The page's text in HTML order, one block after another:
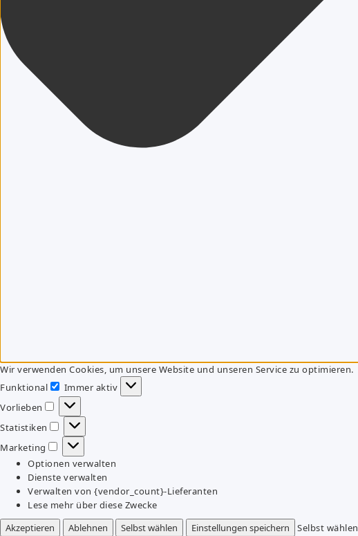
Wir verwenden Cookies, um unsere Website und unseren Service zu optimieren.
Funktional
Funktional
Immer aktiv
Vorlieben
Vorlieben
Statistiken
Statistiken
Marketing
Marketing
Optionen verwalten
Dienste verwalten
Verwalten von {vendor_count}-Lieferanten
Lese mehr über diese Zwecke
Akzeptieren
Ablehnen Selbst wählen Einstellungen speichern
Selbst wählen